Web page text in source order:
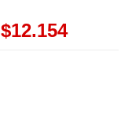
$12.154